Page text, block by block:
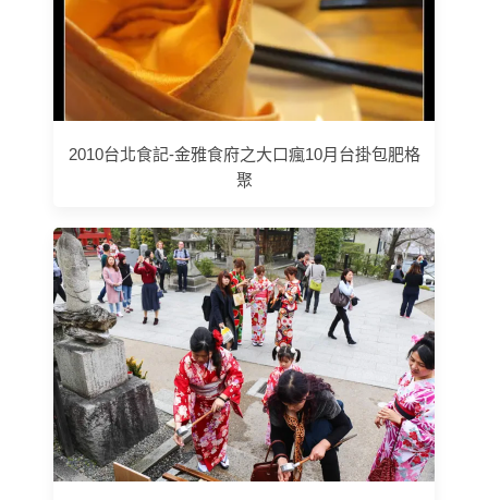
2010台北食記-金雅食府之大口瘋10月台掛包肥格
聚